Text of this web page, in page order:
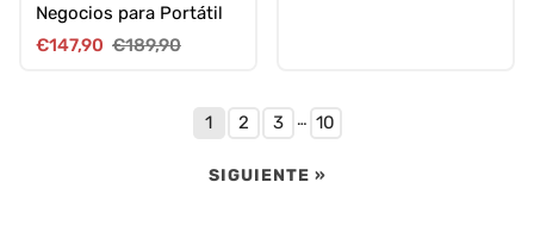
Negocios para Portátil
Precio de venta
€147,90 Precio normal
€189,90
1 2 3 … 10
SIGUIENTE »